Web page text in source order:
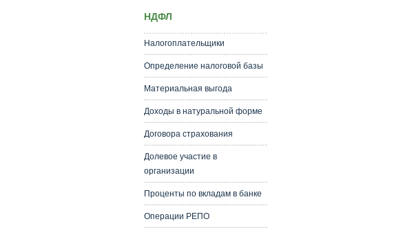
НДФЛ
Налогоплательщики
Определение налоговой базы
Материальная выгода
Доходы в натуральной форме
Договора страхования
Долевое участие в
организации
Проценты по вкладам в банке
Операции РЕПО